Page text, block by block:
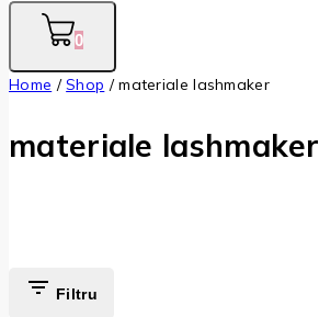
0
Home / Shop / materiale lashmaker
materiale lashmaker
Filtru